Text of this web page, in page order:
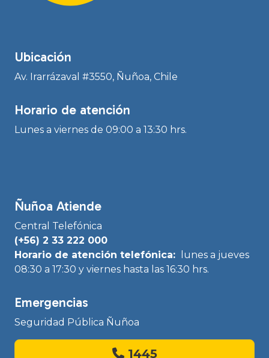
Ubicación
Av. Irarrázaval #3550, Ñuñoa, Chile
Horario de atención
Lunes a viernes de 09:00 a 13:30 hrs.
Ñuñoa Atiende
Central Telefónica
(+56) 2 33 222 000
Horario de atención telefónica:
lunes a jueves
08:30 a 17:30 y viernes hasta las 16:30 hrs.
Emergencias
Seguridad Pública Ñuñoa
1445